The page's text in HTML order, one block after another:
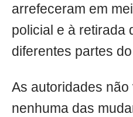
arrefeceram em
policial e à retirada
diferentes partes
As autoridades não
nenhuma das